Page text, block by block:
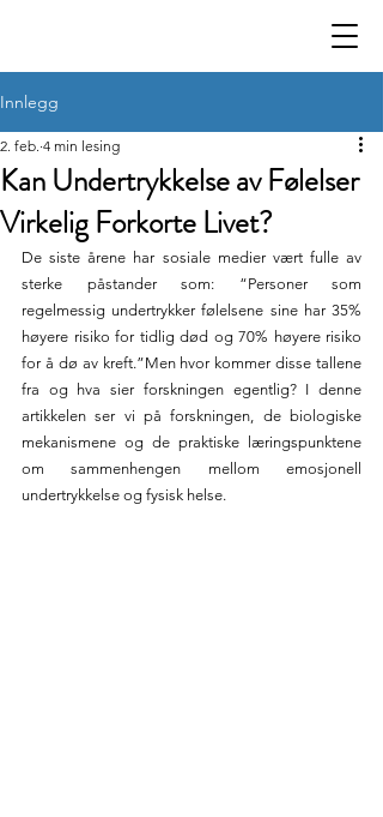
Innlegg
Kan Undertrykkelse av Følelser
Virkelig Forkorte Livet?
2. feb. 4 min lesing
De siste årene har sosiale medier vært fulle av
sterke påstander som: “Personer som
regelmessig undertrykker følelsene sine har 35%
høyere risiko for tidlig død og 70% høyere risiko
for å dø av kreft.”Men hvor kommer disse tallene
fra og hva sier forskningen egentlig? I denne
artikkelen ser vi på forskningen, de biologiske
mekanismene og de praktiske læringspunktene
om sammenhengen mellom emosjonell
undertrykkelse og fysisk helse.